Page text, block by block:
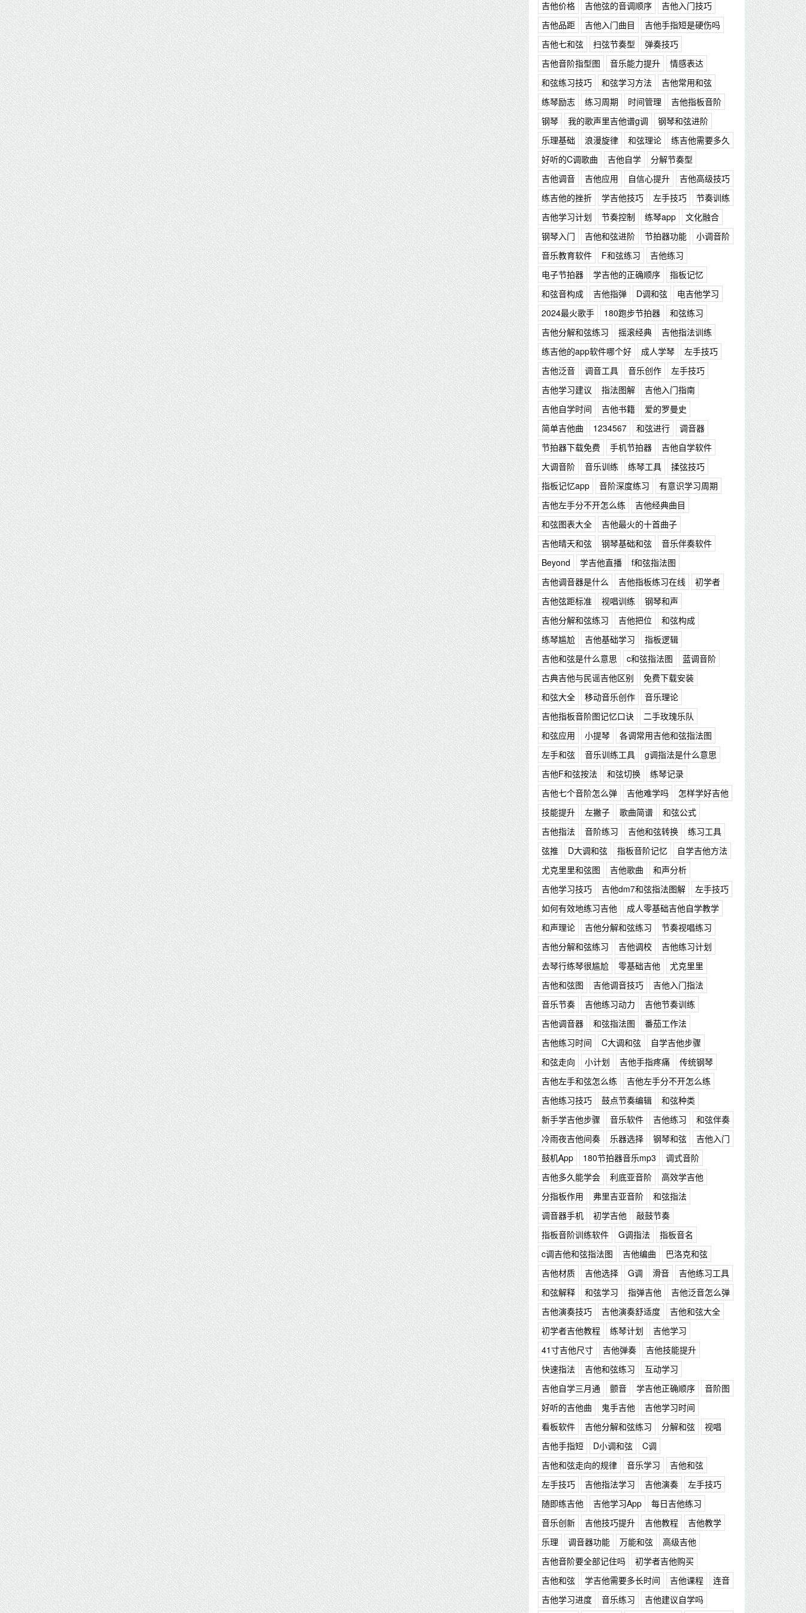
吉他价格 吉他弦的音调顺序
吉他入门技巧
吉他品距
吉他入门曲目
吉他手指短是硬伤吗
吉他七和弦
扫弦节奏型
弹奏技巧
吉他音阶指型图
音乐能力提升
情感表达
和弦练习技巧
和弦学习方法
吉他常用和弦
练琴励志
练习周期 时间管理
吉他指板音阶
钢琴
我的歌声里吉他谱g调
钢琴和弦进阶
乐理基础
浪漫旋律 和弦理论
练吉他需要多久
好听的C调歌曲
吉他自学
分解节奏型
吉他调音
吉他应用 自信心提升
吉他高级技巧
练吉他的挫折
学吉他技巧 左手技巧
节奏训练
吉他学习计划
节奏控制 练琴app
文化融合
钢琴入门
吉他和弦进阶 节拍器功能
小调音阶
音乐教育软件
F和弦练习
吉他练习
电子节拍器
学吉他的正确顺序
指板记忆
和弦音构成
吉他指弹 D调和弦
电吉他学习
2024最火歌手
180跑步节拍器
和弦练习
吉他分解和弦练习
摇滚经典
吉他指法训练
练吉他的app软件哪个好
成人学琴
左手技巧
吉他泛音
调音工具 音乐创作
左手技巧
吉他学习建议
指法图解
吉他入门指南
吉他自学时间
吉他书籍
爱的罗曼史
简单吉他曲
1234567 和弦进行
调音器
节拍器下载免费
手机节拍器
吉他自学软件
大调音阶
音乐训练 练琴工具
揉弦技巧
指板记忆app
音阶深度练习
有意识学习周期
吉他左手分不开怎么练
吉他经典曲目
和弦图表大全
吉他最火的十首曲子
吉他晴天和弦
钢琴基础和弦
音乐伴奏软件
Beyond
学吉他直播
f和弦指法图
吉他调音器是什么
吉他指板练习在线
初学者
吉他弦距标准
视唱训练
钢琴和声
吉他分解和弦练习
吉他把位
和弦构成
练琴尴尬
吉他基础学习
指板逻辑
吉他和弦是什么意思
c和弦指法图
蓝调音阶
古典吉他与民谣吉他区别
免费下载安装
和弦大全
移动音乐创作
音乐理论
吉他指板音阶图记忆口诀
二手玫瑰乐队
和弦应用
小提琴
各调常用吉他和弦指法图
左手和弦
音乐训练工具
g调指法是什么意思
吉他F和弦按法
和弦切换
练琴记录
吉他七个音阶怎么弹
吉他难学吗
怎样学好吉他
技能提升
左撇子 歌曲简谱
和弦公式
吉他指法
音阶练习 吉他和弦转换
练习工具
弦推
D大调和弦 指板音阶记忆
自学吉他方法
尤克里里和弦图
吉他歌曲
和声分析
吉他学习技巧
吉他dm7和弦指法图解
左手技巧
如何有效地练习吉他
成人零基础吉他自学教学
和声理论
吉他分解和弦练习
节奏视唱练习
吉他分解和弦练习
吉他调校
吉他练习计划
去琴行练琴很尴尬
零基础吉他
尤克里里
吉他和弦图
吉他调音技巧
吉他入门指法
音乐节奏
吉他练习动力
吉他节奏训练
吉他调音器
和弦指法图
番茄工作法
吉他练习时间
C大调和弦
自学吉他步骤
和弦走向
小计划 吉他手指疼痛
传统钢琴
吉他左手和弦怎么练
吉他左手分不开怎么练
吉他练习技巧
鼓点节奏编辑
和弦种类
新手学吉他步骤
音乐软件 吉他练习
和弦伴奏
冷雨夜吉他间奏
乐器选择 钢琴和弦
吉他入门
鼓机App
180节拍器音乐mp3
调式音阶
吉他多久能学会
利底亚音阶
高效学吉他
分指板作用
弗里吉亚音阶
和弦指法
调音器手机
初学吉他
敲鼓节奏
指板音阶训练软件
G调指法
指板音名
c调吉他和弦指法图
吉他编曲
巴洛克和弦
吉他材质
吉他选择 G调 滑音
吉他练习工具
和弦解释
和弦学习 指弹吉他
吉他泛音怎么弹
吉他演奏技巧
吉他演奏舒适度
吉他和弦大全
初学者吉他教程
练琴计划
吉他学习
41寸吉他尺寸
吉他弹奏
吉他技能提升
快速指法
吉他和弦练习
互动学习
吉他自学三月通
颤音 学吉他正确顺序
音阶图
好听的吉他曲
鬼手吉他
吉他学习时间
看板软件
吉他分解和弦练习 分解和弦
视唱
吉他手指短
D小调和弦
C调
吉他和弦走向的规律
音乐学习
吉他和弦
左手技巧
吉他指法学习 吉他演奏
左手技巧
随即练吉他
吉他学习App
每日吉他练习
音乐创新
吉他技巧提升 吉他教程
吉他教学
乐理
调音器功能 万能和弦
高级吉他
吉他音阶要全部记住吗
初学者吉他购买
吉他和弦
学吉他需要多长时间 吉他课程
连音
吉他学习进度
音乐练习
吉他建议自学吗